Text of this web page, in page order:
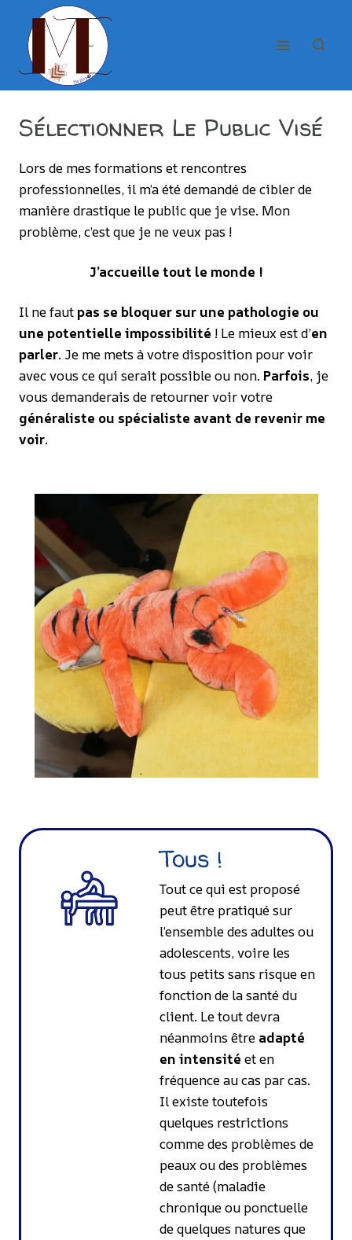
contenu
Sélectionner Le Public Visé
Lors de mes formations et rencontres
professionnelles, il m’a été demandé de cibler de
manière drastique le public que je vise. Mon
problème, c’est que je ne veux pas !
J’accueille tout le monde !
Il ne fautpas se bloquer sur une pathologie ou
une potentielle impossibilité ! Le mieux est d’en
parler. Je me mets à votre disposition pour voir
avec vous ce qui serait possible ou non. Parfois, je
vous demanderais de retourner voir votre
généraliste ou spécialiste avant de revenir me
voir.
Tous !
Tout ce qui est proposé
peut être pratiqué sur
l’ensemble des adultes ou
adolescents, voire les
tous petits sans risque en
fonction de la santé du
client. Le tout devra
néanmoins être adapté
en intensité et en
fréquence au cas par cas.
Il existe toutefois
quelques restrictions
comme des problèmes de
peaux ou des problèmes
de santé (maladie
chronique ou ponctuelle
de quelques natures que